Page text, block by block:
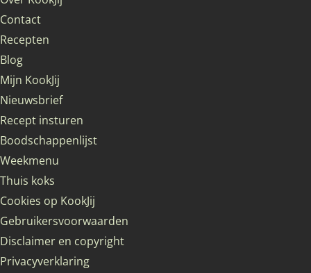
Contact
Recepten
Blog
Mijn KookJij
Nieuwsbrief
Recept insturen
Boodschappenlijst
Weekmenu
Thuis koks
Cookies op KookJij
Gebruikersvoorwaarden
Disclaimer en copyright
Privacyverklaring